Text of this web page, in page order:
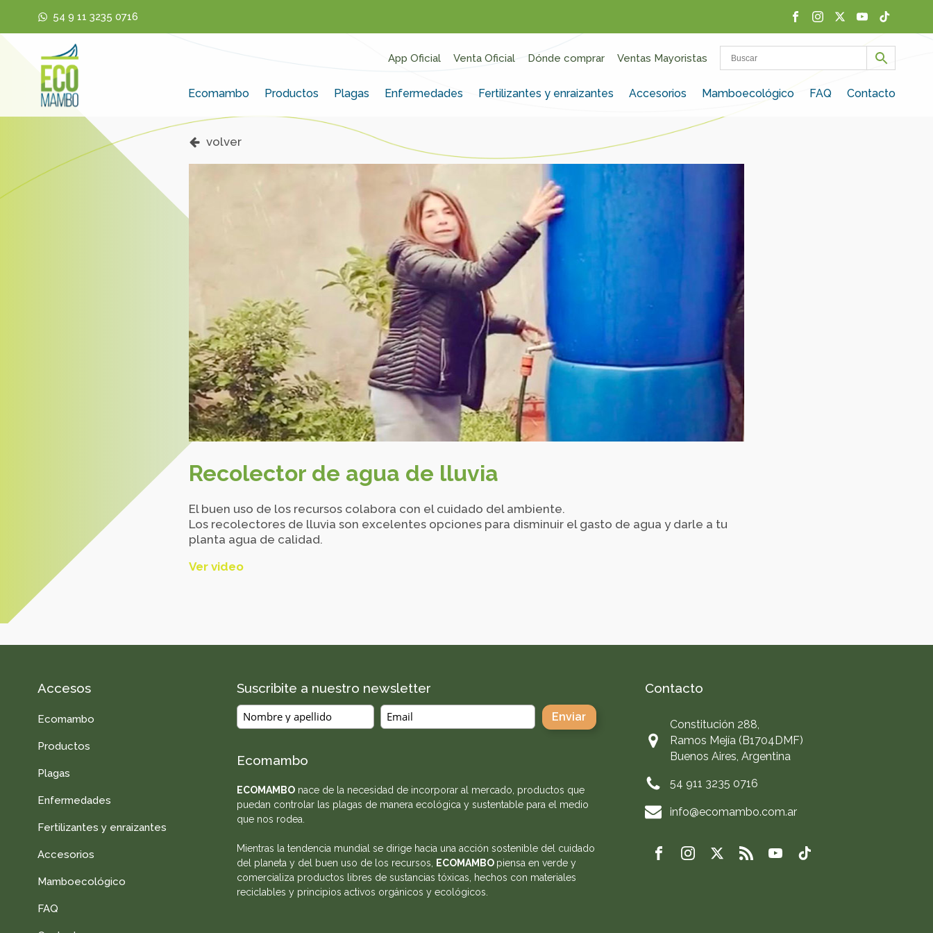
54 9 11 3235 0716
App Oficial Venta Oficial Dónde comprar Ventas Mayoristas
Ecomambo Productos Plagas Enfermedades Fertilizantes y enraizantes Accesorios Mamboecológico FAQ Contacto
volver
Recolector de agua de lluvia
El buen uso de los recursos colabora con el cuidado del ambiente.
Los recolectores de lluvia son excelentes opciones para disminuir el gasto de agua y darle a tu
planta agua de calidad.
Ver video
Accesos
Ecomambo
Productos
Plagas
Enfermedades
Fertilizantes y enraizantes
Accesorios
Mamboecológico
FAQ
Suscribite a nuestro newsletter
Ecomambo
ECOMAMBO nace de la necesidad de incorporar al mercado, productos que
puedan controlar las plagas de manera ecológica y sustentable para el medio
que nos rodea.
Mientras la tendencia mundial se dirige hacia una acción sostenible del cuidado
del planeta y del buen uso de los recursos,
ECOMAMBO piensa en verde y
comercializa productos libres de sustancias tóxicas, hechos con materiales
reciclables y principios activos orgánicos y ecológicos.
Contacto
Constitución 288,
Ramos Mejía (B1704DMF)
Buenos Aires, Argentina
54 911 3235 0716
info@ecomambo.com.ar